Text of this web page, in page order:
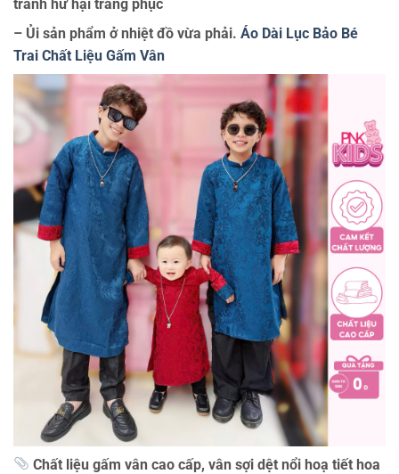
tránh hư hại trang phục
– Ủi sản phẩm ở nhiệt đồ vừa phải. Áo Dài Lục Bảo Bé
Trai Chất Liệu Gấm Vân
Chất liệu gấm vân cao cấp, vân sợi dệt nổi hoạ tiết hoa